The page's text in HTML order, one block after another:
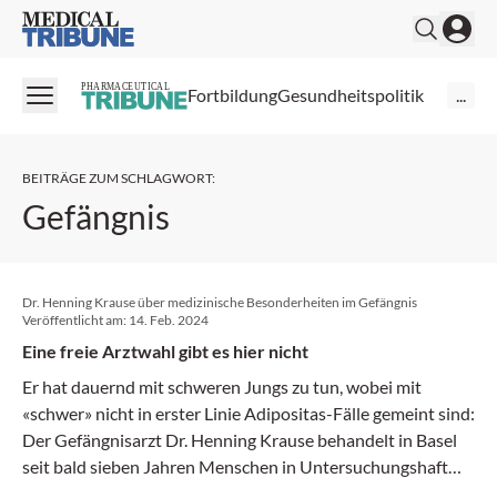
Medical Tribune
PHARMACEUTICAL FortbildungGesundheitspolitik ...
BEITRÄGE ZUM SCHLAGWORT:
Gefängnis
Dr. Henning Krause über medizinische Besonderheiten im Gefängnis
Veröffentlicht am: 14. Feb. 2024
Eine freie Arztwahl gibt es hier nicht
Er hat dauernd mit schweren Jungs zu tun, wobei mit
«schwer» nicht in erster Linie Adipositas-Fälle gemeint sind:
Der Gefängnisarzt Dr. Henning Krause behandelt in Basel
seit bald sieben Jahren Menschen in Untersuchungshaft